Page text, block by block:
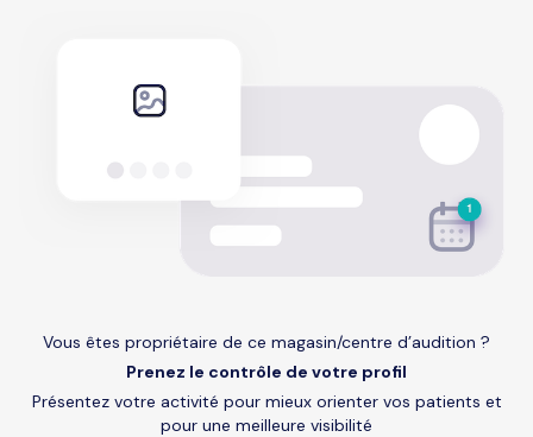
Vous êtes propriétaire de ce magasin/centre d’audition ?
Prenez le contrôle de votre profil
Présentez votre activité pour mieux orienter vos patients et
pour une meilleure visibilité